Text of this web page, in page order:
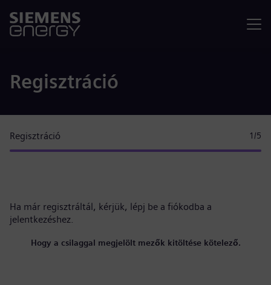
Regisztráció
Regisztráció 1 /5
Ha már regisztráltál, kérjük, lépj be a fiókodba a
jelentkezéshez.
Hogy a csilaggal megjelölt mezők kitöltése kötelező.